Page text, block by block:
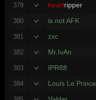
379 heartripper
380 is not AFK
381 zxc
382 Mr.IvAn
383 IPR88
384 Louis Le Prince